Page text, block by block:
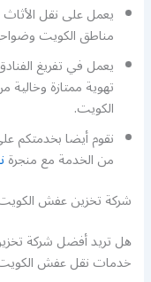
يعمل على نقل
مناطق الكويت
يعمل في تفريغ
تهوية ممتازة
الكويت.
نقوم أيضا بخدمتكم
من الخدمة مع منجرة
شركة تخزين عفش
هل تريد أفضل شركة
خدمات نقل عفش